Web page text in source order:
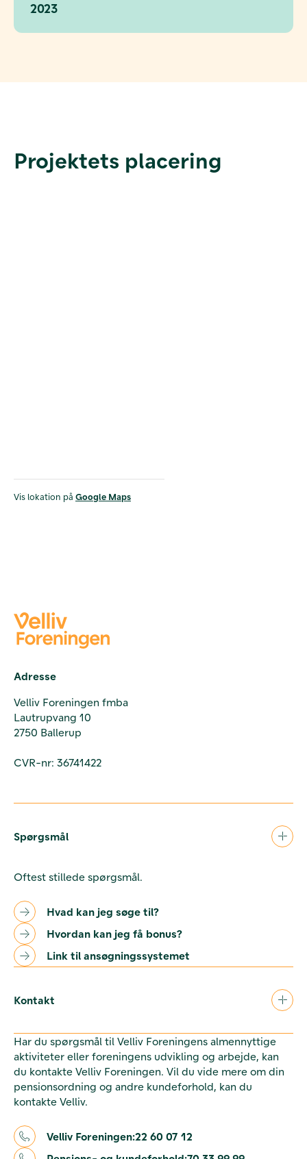
2023
Projektets placering
Vis lokation på Google Maps
Adresse
Velliv Foreningen fmba
Lautrupvang 10
2750 Ballerup
CVR-nr: 36741422
Spørgsmål
Oftest stillede spørgsmål.
Hvad kan jeg søge til?
Hvordan kan jeg få bonus?
Link til ansøgningssystemet
Kontakt
Har du spørgsmål til Velliv Foreningens almennyttige
aktiviteter eller foreningens udvikling og arbejde, kan
du kontakte Velliv Foreningen. Vil du vide mere om din
pensionsordning og andre kundeforhold, kan du
kontakte Velliv.
Velliv Foreningen:22 60 07 12